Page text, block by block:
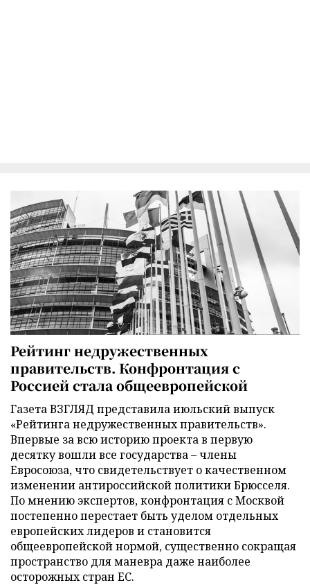
Рейтинг недружественных
правительств. Конфронтация с
Россией стала общеевропейской
Газета ВЗГЛЯД представила июльский выпуск
«Рейтинга недружественных правительств».
Впервые за всю историю проекта в первую
десятку вошли все государства – члены
Евросоюза, что свидетельствует о качественном
изменении антироссийской политики Брюсселя.
По мнению экспертов, конфронтация с Москвой
постепенно перестает быть уделом отдельных
европейских лидеров и становится
общеевропейской нормой, существенно сокращая
пространство для маневра даже наиболее
осторожных стран ЕС.